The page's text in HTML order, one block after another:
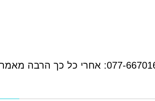
רוצה לדעת באיזה מילות מפתח האתר שלך מדורג בגוגל בחינם? מלא פרטים עכשיו או חייג 077-6670167: אחרי כל כך